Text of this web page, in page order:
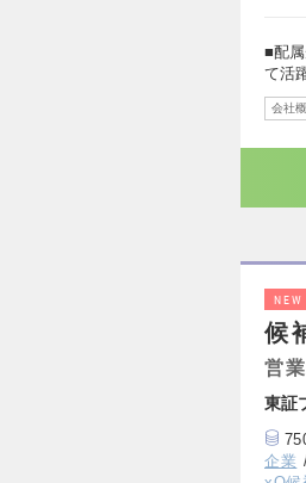
■配
て活
会社
NEW
候
営
東証
企業